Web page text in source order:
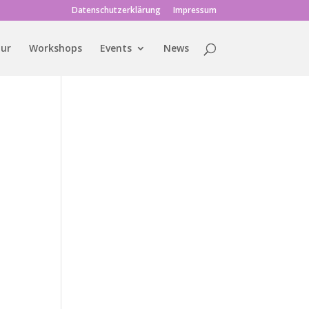
Datenschutzerklärung Impressum
Workshops Events News